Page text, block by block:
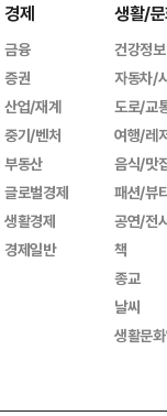
경제
금융
증권
산업/재계
중기/벤처
부동산
글로벌경제
생활경제
경제일반
생활/
건강정보
자동차/
도로/교
여행/레
음식/맛
패션/뷰
공연/전
책
종교
날씨
생활문